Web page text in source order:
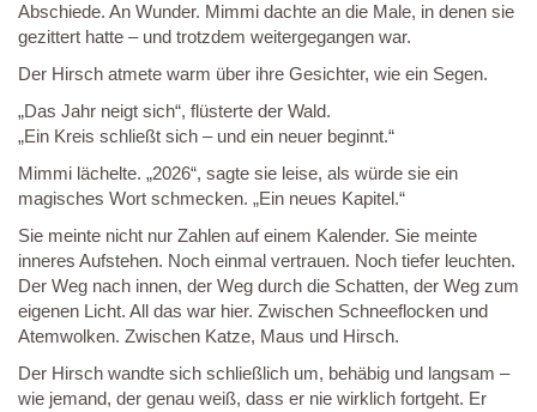
Abschiede. An Wunder. Mimmi dachte an die Male, in denen sie
gezittert hatte – und trotzdem weitergegangen war.
Der Hirsch atmete warm über ihre Gesichter, wie ein Segen.
„Das Jahr neigt sich“, flüsterte der Wald.
„Ein Kreis schließt sich – und ein neuer beginnt.“
Mimmi lächelte. „2026“, sagte sie leise, als würde sie ein
magisches Wort schmecken. „Ein neues Kapitel.“
Sie meinte nicht nur Zahlen auf einem Kalender. Sie meinte
inneres Aufstehen. Noch einmal vertrauen. Noch tiefer leuchten.
Der Weg nach innen, der Weg durch die Schatten, der Weg zum
eigenen Licht. All das war hier. Zwischen Schneeflocken und
Atemwolken. Zwischen Katze, Maus und Hirsch.
Der Hirsch wandte sich schließlich um, behäbig und langsam –
wie jemand, der genau weiß, dass er nie wirklich fortgeht. Er